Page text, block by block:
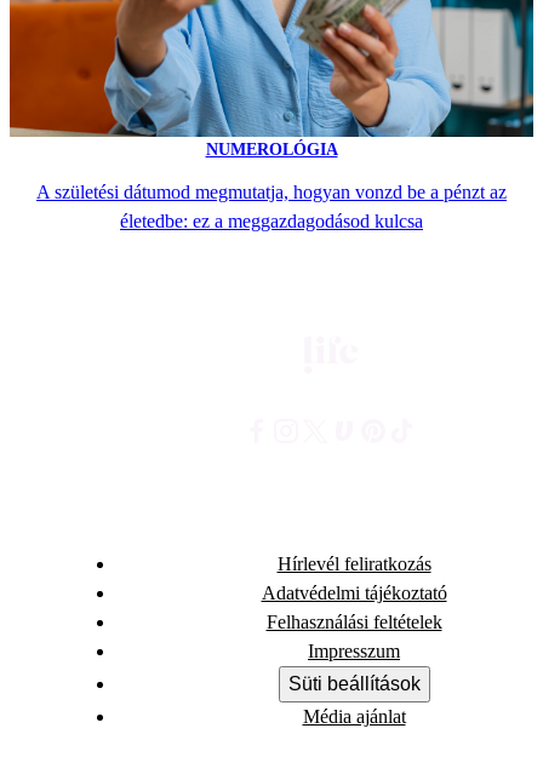
NUMEROLÓGIA
A születési dátumod megmutatja, hogyan vonzd be a pénzt az
életedbe: ez a meggazdagodásod kulcsa
Hírlevél feliratkozás
Adatvédelmi tájékoztató
Felhasználási feltételek
Impresszum
Süti beállítások
Média ajánlat